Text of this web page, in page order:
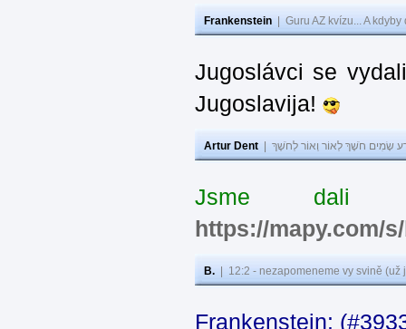
Frankenstein Guru AZ kvízu... A
Jugoslávci se
Jugoslavija!
Artur Dent שָׂמִים חֹשֶׁךְ לְאוֹר וְאוֹר לְחֹשֶׁךְ
Jsme dali
https://mapy.com/
B. 12:2 - nezapomeneme vy svině
Frankenstein: